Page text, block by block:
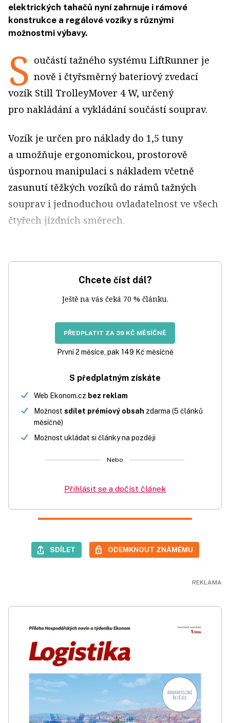
elektrických tahačů nyní zahrnuje i rámové
konstrukce a regálové vozíky s různými
možnostmi výbavy.
S oučástí tažného systému Lift­Runner je
nově i čtyřsměrný bateriový zvedací
vozík Still TrolleyMover 4 W, určený
pro nakládání a vykládání součástí souprav.
Vozík je určen pro náklady do 1,5 tuny
a umožňuje ergonomickou, prostorově
úspornou manipulaci s nákladem včetně
zasunutí těžkých vozíků do rámů tažných
souprav i jednoduchou ovladatelnost ve všech
čtyřech jízdních směrech.
Chcete číst dál?
Ještě na vás čeká 70 % článku.
PŘEDPLATIT ZA 39 KČ MĚSÍČNĚ
První 2 měsíce, pak 149 Kč měsíčně
S předplatným získáte
Web Ekonom.cz bez reklam
Možnost sdílet prémiový obsah zdarma (5 článků
měsíčně)
Možnost ukládat si články na později
Nebo
Přihlásit se a dočíst článek
SDÍLET ODEMKNOUT ZNÁMÉMU